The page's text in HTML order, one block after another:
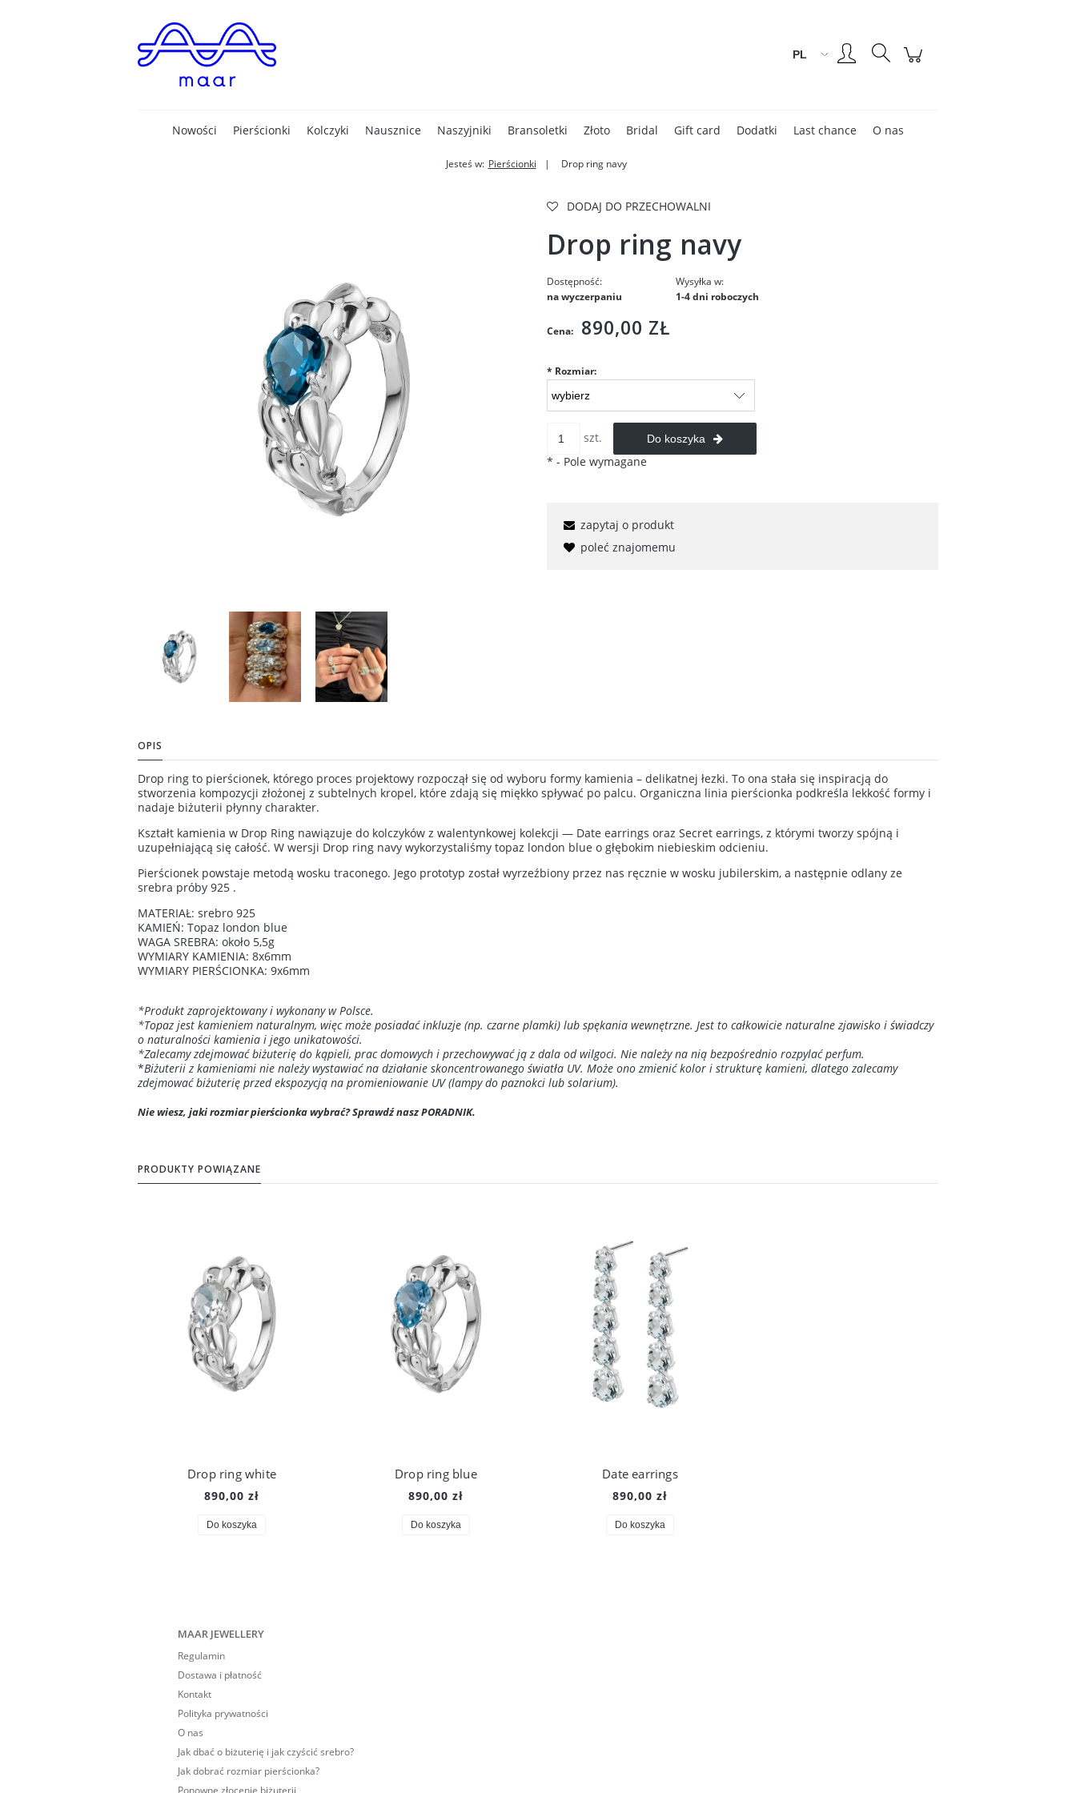
Nowości Pierścionki Kolczyki Nausznice Naszyjniki Bransoletki Złoto Bridal Gift card Dodatki Last chance O nas
Jesteś w: Pierścionki Drop ring navy
DODAJ DO PRZECHOWALNI
Drop ring navy
Dostępność:
na wyczerpaniu
Wysyłka w:
1-4 dni roboczych
Cena: 890,00 ZŁ
* Rozmiar:
szt. Do koszyka
* - Pole wymagane
zapytaj o produkt
poleć znajomemu
OPIS
Drop ring to pierścionek, którego proces projektowy rozpoczął się od wyboru formy kamienia – delikatnej łezki. To ona stała się inspiracją do
stworzenia kompozycji złożonej z subtelnych kropel, które zdają się miękko spływać po palcu. Organiczna linia pierścionka podkreśla lekkość formy i
nadaje biżuterii płynny charakter.
Kształt kamienia w Drop Ring nawiązuje do kolczyków z walentynkowej kolekcji — Date earrings oraz Secret earrings, z którymi tworzy spójną i
uzupełniającą się całość. W wersji Drop ring navy wykorzystaliśmy topaz london blue o głębokim niebieskim odcieniu.
Pierścionek powstaje metodą wosku traconego. Jego prototyp został wyrzeźbiony przez nas ręcznie w wosku jubilerskim, a następnie odlany ze
srebra próby 925 .
MATERIAŁ: srebro 925
KAMIEŃ: Topaz london blue
WAGA SREBRA: około 5,5g
WYMIARY KAMIENIA: 8x6mm
WYMIARY PIERŚCIONKA: 9x6mm
*Produkt zaprojektowany i wykonany w Polsce.
*Topaz jest kamieniem naturalnym, więc może posiadać inkluzje (np. czarne plamki) lub spękania wewnętrzne. Jest to całkowicie naturalne zjawisko i świadczy
o naturalności kamienia i jego unikatowości.
*Zalecamy zdejmować biżuterię do kąpieli, prac domowych i przechowywać ją z dala od wilgoci. Nie należy na nią bezpośrednio rozpylać perfum.
*Biżuterii z kamieniami nie należy wystawiać na działanie skoncentrowanego światła UV. Może ono zmienić kolor i strukturę kamieni, dlatego zalecamy
zdejmować biżuterię przed ekspozycją na promieniowanie UV (lampy do paznokci lub solarium).
Nie wiesz, jaki rozmiar pierścionka wybrać? Sprawdź nasz PORADNIK.
PRODUKTY POWIĄZANE
Drop ring white
890,00 zł
Do koszyka
Drop ring blue
890,00 zł
Do koszyka
Date earrings
890,00 zł
Do koszyka
MAAR JEWELLERY
Regulamin
Dostawa i płatność
Kontakt
Polityka prywatności
O nas
Jak dbać o biżuterię i jak czyścić srebro?
Jak dobrać rozmiar pierścionka?
Ponowne złocenie biżuterii